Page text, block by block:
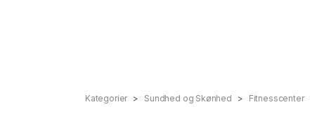
Kategorier Sundhed og Skønhed Fitnesscenter